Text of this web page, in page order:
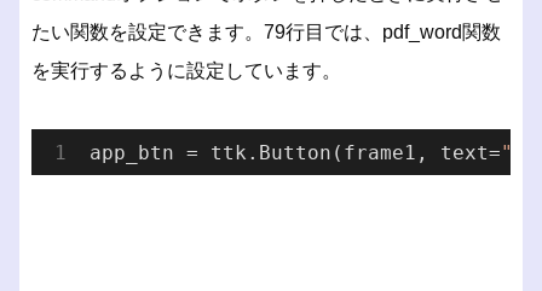
たい関数を設定できます。79行目では、pdf_word関数
を実行するように設定しています。
app_btn = ttk. Button( frame1 , text="実